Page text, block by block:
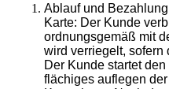
Ablauf und
Karte: Der Kunde
ordnungsgemäß mit
wird verriegelt, sofern
Der Kunde startet
flächiges auflegen